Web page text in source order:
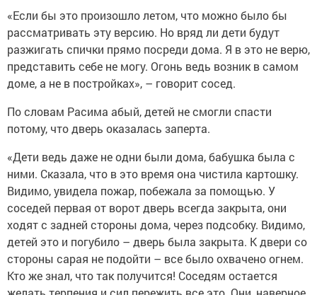
«Если бы это произошло летом, что можно было бы
рассматривать эту версию. Но вряд ли дети будут
разжигать спички прямо посреди дома. Я в это не верю,
представить себе не могу. Огонь ведь возник в самом
доме, а не в постройках», – говорит сосед.
По словам Расима абый, детей не смогли спасти
потому, что дверь оказалась заперта.
«Дети ведь даже не одни были дома, бабушка была с
ними. Сказала, что в это время она чистила картошку.
Видимо, увидела пожар, побежала за помощью. У
соседей первая от ворот дверь всегда закрыта, они
ходят с задней стороны дома, через подсобку. Видимо,
детей это и погубило – дверь была закрыта. К двери со
стороны сарая не подойти – все было охвачено огнем.
Кто же знал, что так получится! Соседям остается